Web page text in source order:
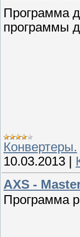
Программа
программы
Конвертеры.
10.03.2013 |
AXS -
Программа